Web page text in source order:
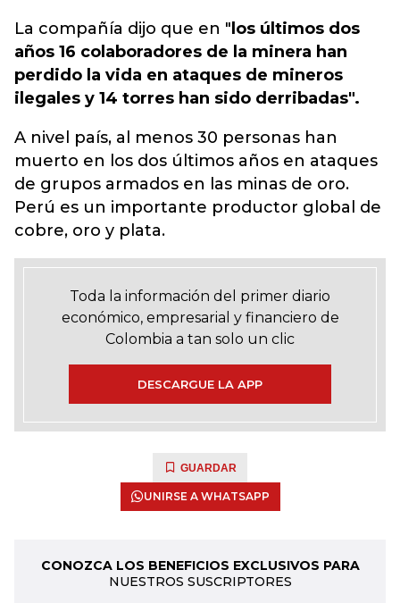
La compañía dijo que en " los últimos dos
años 16 colaboradores de la minera han
perdido la vida en ataques de mineros
ilegales y 14 torres han sido derribadas".
A nivel país, al menos 30 personas han
muerto en los dos últimos años en ataques
de grupos armados en las minas de oro.
Perú es un importante productor global de
cobre, oro y plata.
Toda la información del primer diario
económico, empresarial y financiero de
Colombia a tan solo un clic
DESCARGUE LA APP
GUARDAR
UNIRSE A WHATSAPP
CONOZCA LOS BENEFICIOS EXCLUSIVOS PARA
NUESTROS SUSCRIPTORES